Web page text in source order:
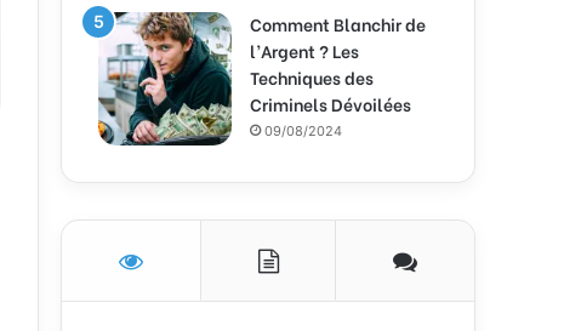
Comment Blanchir de
l’Argent ? Les
Techniques des
Criminels Dévoilées
09/08/2024